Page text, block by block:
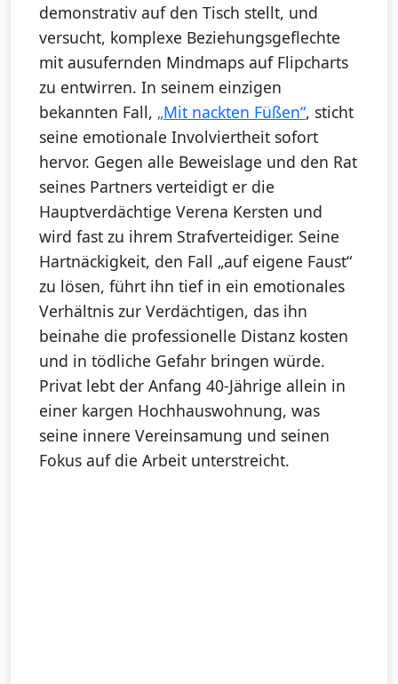
demonstrativ auf den Tisch stellt, und
versucht, komplexe Beziehungsgeflechte
mit ausufernden Mindmaps auf Flipcharts
zu entwirren. In seinem einzigen
bekannten Fall, „Mit nackten Füßen“, sticht
seine emotionale Involviertheit sofort
hervor. Gegen alle Beweislage und den Rat
seines Partners verteidigt er die
Hauptverdächtige Verena Kersten und
wird fast zu ihrem Strafverteidiger. Seine
Hartnäckigkeit, den Fall „auf eigene Faust“
zu lösen, führt ihn tief in ein emotionales
Verhältnis zur Verdächtigen, das ihn
beinahe die professionelle Distanz kosten
und in tödliche Gefahr bringen würde.
Privat lebt der Anfang 40-Jährige allein in
einer kargen Hochhauswohnung, was
seine innere Vereinsamung und seinen
Fokus auf die Arbeit unterstreicht.